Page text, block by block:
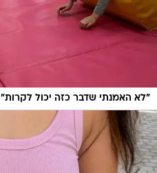
"לא האמנתי שדבר כזה יכול לקרות"